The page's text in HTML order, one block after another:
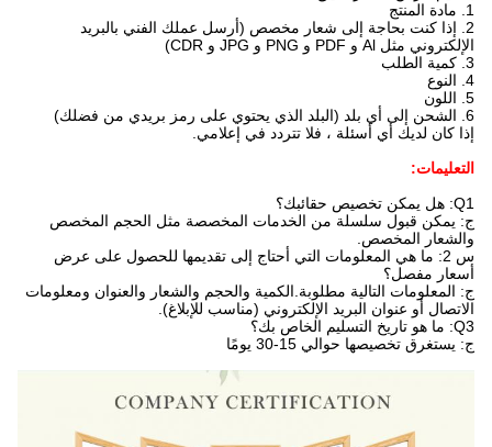
1. مادة المنتج
2. إذا كنت بحاجة إلى شعار مخصص (أرسل عملك الفني بالبريد
الإلكتروني مثل Al و PDF و PNG و JPG و CDR)
3. كمية الطلب
4. النوع
5. اللون
6. الشحن إلى أي بلد (البلد الذي يحتوي على رمز بريدي من فضلك)
إذا كان لديك أي أسئلة ، فلا تتردد في إعلامي.
التعليمات:
Q1: هل يمكن تخصيص حقائبك؟
ج: يمكن قبول سلسلة من الخدمات المخصصة مثل الحجم المخصص
والشعار المخصص.
س 2: ما هي المعلومات التي أحتاج إلى تقديمها للحصول على عرض
أسعار مفصل؟
ج: المعلومات التالية مطلوبة.الكمية والحجم والشعار والعنوان ومعلومات
الاتصال أو عنوان البريد الإلكتروني (مناسب للإبلاغ).
Q3: ما هو تاريخ التسليم الخاص بك؟
ج: يستغرق تخصيصها حوالي 15-30 يومًا